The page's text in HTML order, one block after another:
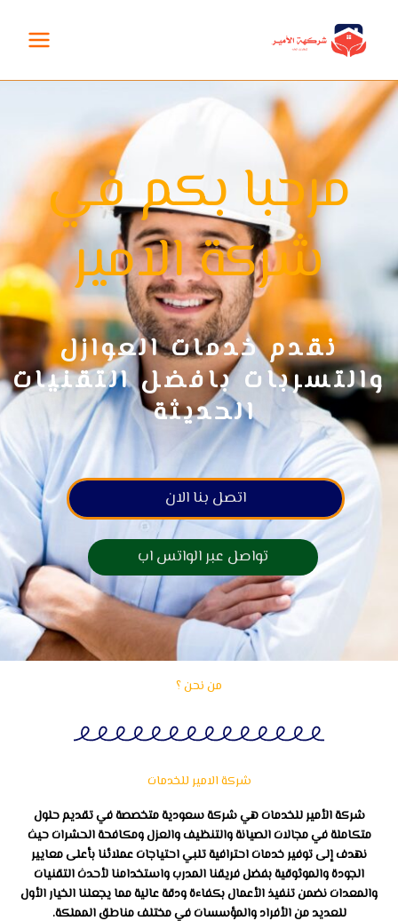
المحتوى
مرحبا بكم في
شركة الامير
نقدم خدمات العوازل
والتسربات بافضل التقنيات
الحديثة
اتصل بنا الان
تواصل عبر الواتس اب
من نحن ؟
شركة الامير للخدمات
شركة الأمير للخدمات هي شركة سعودية متخصصة في تقديم حلول
متكاملة في مجالات الصيانة والتنظيف والعزل ومكافحة الحشرات حيث
نهدف إلى توفير خدمات احترافية تلبي احتياجات عملائنا بأعلى معايير
الجودة والموثوقية بفضل فريقنا المدرب واستخدامنا لأحدث التقنيات
والمعدات نضمن تنفيذ الأعمال بكفاءة ودقة عالية مما يجعلنا الخيار الأول
للعديد من الأفراد والمؤسسات في مختلف مناطق المملكة.